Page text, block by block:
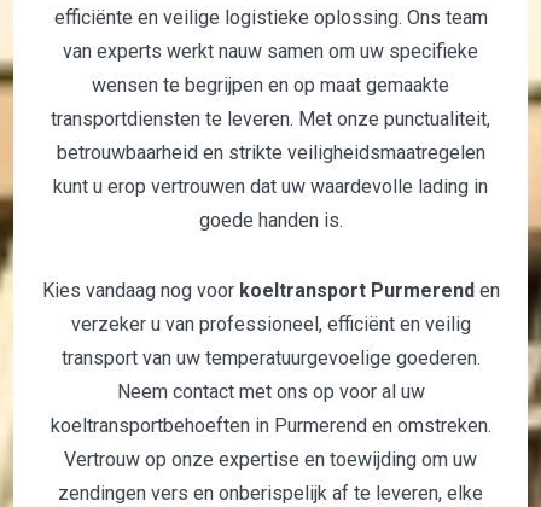
efficiënte en veilige logistieke oplossing. Ons team
van experts werkt nauw samen om uw specifieke
wensen te begrijpen en op maat gemaakte
transportdiensten te leveren. Met onze punctualiteit,
betrouwbaarheid en strikte veiligheidsmaatregelen
kunt u erop vertrouwen dat uw waardevolle lading in
goede handen is.
Kies vandaag nog voor koeltransport Purmerend en
verzeker u van professioneel, efficiënt en veilig
transport van uw temperatuurgevoelige goederen.
Neem contact met ons op voor al uw
koeltransportbehoeften in Purmerend en omstreken.
Vertrouw op onze expertise en toewijding om uw
zendingen vers en onberispelijk af te leveren, elke